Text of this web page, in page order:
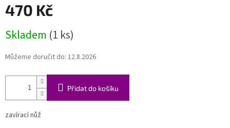
470 Kč
cena:
Skladem (1 ks)
Můžeme doručit do: 12.8.2026
Přidat do košíku
zavírací nůž